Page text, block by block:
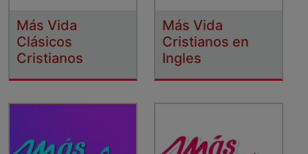
Más Vida
Clásicos
Cristianos
Más Vida
Cristianos en
Ingles